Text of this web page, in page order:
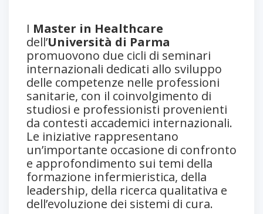
I Master in Healthcare
dell’Università di Parma
promuovono due cicli di seminari
internazionali dedicati allo sviluppo
delle competenze nelle professioni
sanitarie, con il coinvolgimento di
studiosi e professionisti provenienti
da contesti accademici internazionali.
Le iniziative rappresentano
un’importante occasione di confronto
e approfondimento sui temi della
formazione infermieristica, della
leadership, della ricerca qualitativa e
dell’evoluzione dei sistemi di cura.